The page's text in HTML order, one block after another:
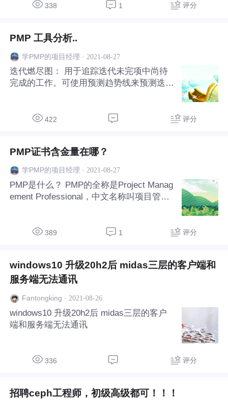
338 1 评分
PMP 工具分析..
学PMP的项目经理 · 2021-08-27
迭代燃尽图： 用于追踪迭代未完项中尚待
完成的工作。可使用预测趋势线来预测迭代
度。基准测量对比。分析进度绩效。不是季
测预测未来绩效。他可以预测项目的进度延
误，提前让项目经理意识到按照既定趋势发
展，后期进度可能出现的问题。检查项目绩
效随时间的变化，确定绩效是在改善还是恶
化。 偏差分析： 关注实际完成日期与计划
422 评分
PMP证书含金量在哪？
学PMP的项目经理 · 2021-08-27
PMP是什么？ PMP的全称是Project Manag
ement Professional，中文名称叫项目管理
识技能是否具有高品质的资格认证考试。其
在跨国公司几乎都有要PMP，而PMP真正
的价值就在于项目管理知识体系。大多是程
P则是一个很好的切入点，难道一辈子做秃
头吗？当然不止针对与程序猿，而对于未
389 1 评分
windows10 升级20h2后 midas三层的客户端和
服务端无法通讯
Fantongking · 2021-08-26
windows10 升级20h2后 midas三层的客户
端和服务端无法通讯
336 评分
招聘ceph工程师，初级高级都可！！！